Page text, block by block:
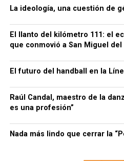
La ideología, una cuestión de
El llanto del kilómetro 111: el
que conmovió a San Miguel del
El futuro del handball en la
Raúl Candal, maestro de la
es una profesión”
Nada más lindo que cerrar la